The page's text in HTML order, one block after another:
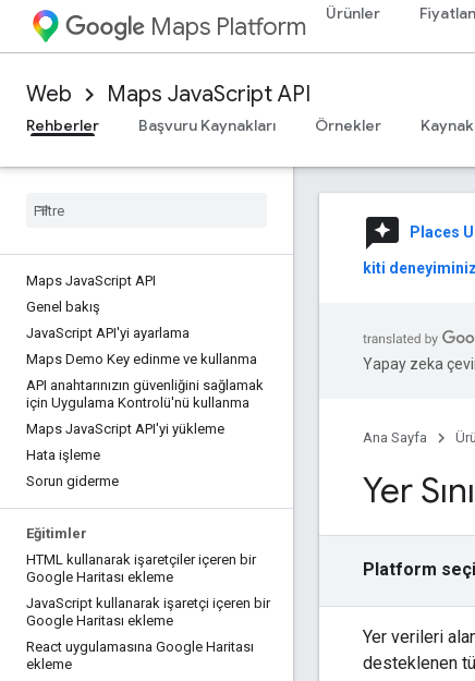
Maps Platform Ürünler
Web Maps JavaScript API
Rehberler Başvuru Kaynakları Örnekler
Maps JavaScript API
Genel bakış
JavaScript API'yi ayarlama
Maps Demo Key edinme ve kullanma
API anahtarınızın güvenliğini sağlamak
için Uygulama Kontrolü'nü kullanma
Maps JavaScript API'yi yükleme
Hata işleme
Sorun giderme
Eğitimler
HTML kullanarak işaretçiler içeren bir
Google Haritası ekleme
JavaScript kullanarak işaretçi içeren bir
Google Haritası ekleme
React uygulamasına Google Haritası
ekleme
reviews Places
kiti
Yapay zeka
Ana Sayfa
Yer
Platform
Yer verileri
desteklenen